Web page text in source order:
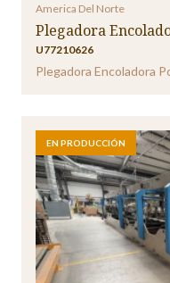
America Del Norte
Plegadora
U77210626
Plegadora Encoladora
EN PRODUCCIÓN